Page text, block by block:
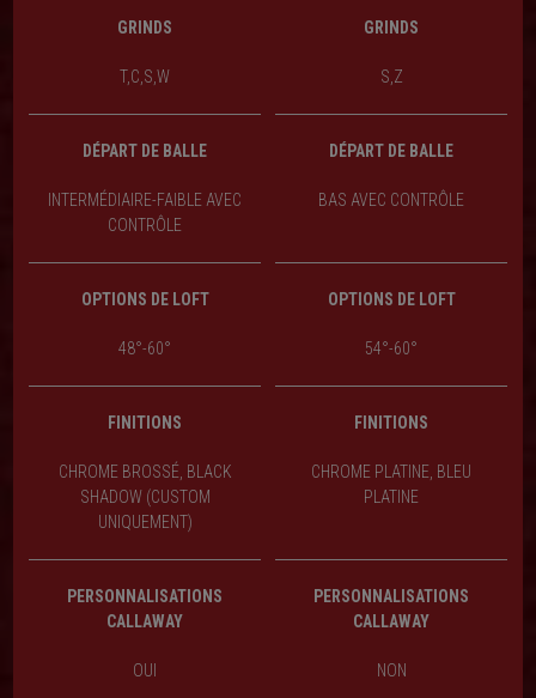
GRINDS GRINDS
T,C,S,W S,Z
DÉPART DE BALLE DÉPART DE BALLE
INTERMÉDIAIRE-FAIBLE AVEC
CONTRÔLE
BAS AVEC CONTRÔLE
OPTIONS DE LOFT OPTIONS DE LOFT
48°-60° 54°-60°
FINITIONS FINITIONS
CHROME BROSSÉ, BLACK
SHADOW (CUSTOM
UNIQUEMENT)
CHROME PLATINE, BLEU
PLATINE
PERSONNALISATIONS
CALLAWAY
PERSONNALISATIONS
CALLAWAY
OUI NON